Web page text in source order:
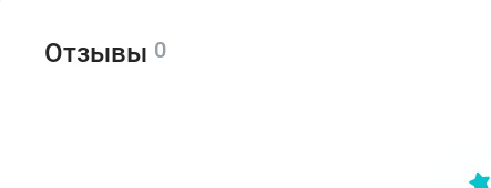
Отзывы 0